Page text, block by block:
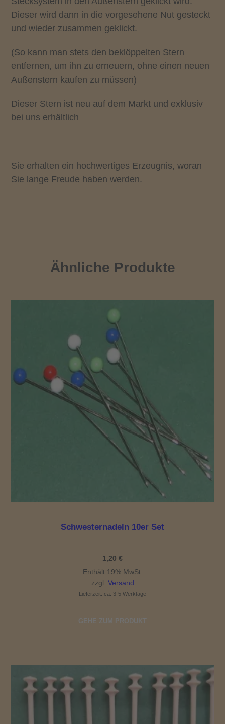
Dieser wird dann in die vorgesehene Nut gesteckt
und wieder zusammen geklickt.
(So kann man stets den beklöppelten Stern
entfernen, um ihn zu erneuern, ohne einen neuen
Außenstern kaufen zu müssen)
Dieser Stern ist neu auf dem Markt und exklusiv
bei uns erhältlich
Sie erhalten ein hochwertiges Erzeugnis, woran
Sie lange Freude haben werden.
Ähnliche Produkte
Schwesternadeln 10er Set
1,20 €
Enthält 19% MwSt.
zzgl. Versand
Lieferzeit: ca. 3-5 Werktage
GEHE ZUM PRODUKT
Dieses Produkt weist mehrere Varianten auf. Die Optionen können auf der Produktseite gewählt werden